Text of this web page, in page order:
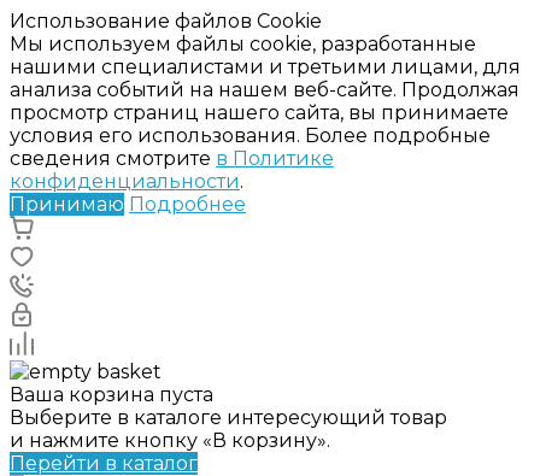
Использование файлов Cookie
Мы используем файлы cookie, разработанные
нашими специалистами и третьими лицами, для
анализа событий на нашем веб-сайте. Продолжая
просмотр страниц нашего сайта, вы принимаете
условия его использования. Более подробные
сведения смотрите в Политике
конфиденциальности.
Принимаю Подробнее
Ваша корзина пуста
Выберите в каталоге интересующий товар
и нажмите кнопку «В корзину».
Перейти в каталог